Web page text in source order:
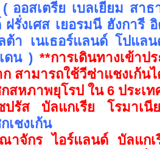
( ออสเตรีย เบลเยียม สา
รั่งเศส เยอรมนี ฮังการี
ต้า เนเธอร์แลนด์ โปแล
ดน ) **การเดินทางเข้าป
สามารถใช้วีซ่าแชงเก้น
สหภาพยุโรป ใน 6 ประเ
ปรัส บัลแกเรีย โรมาเ
เชงเก้น
าจักร ไอร์แลนด์ บัลแกเ